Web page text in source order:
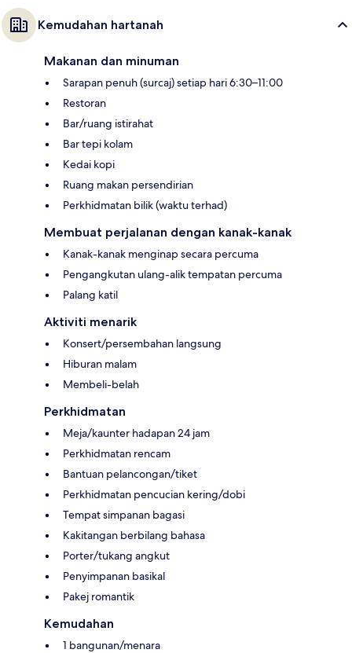
Kemudahan hartanah
Makanan dan minuman
Sarapan penuh (surcaj) setiap hari 6:30–11:00
Restoran
Bar/ruang istirahat
Bar tepi kolam
Kedai kopi
Ruang makan persendirian
Perkhidmatan bilik (waktu terhad)
Membuat perjalanan dengan kanak-kanak
Kanak-kanak menginap secara percuma
Pengangkutan ulang-alik tempatan percuma
Palang katil
Aktiviti menarik
Konsert/persembahan langsung
Hiburan malam
Membeli-belah
Perkhidmatan
Meja/kaunter hadapan 24 jam
Perkhidmatan rencam
Bantuan pelancongan/tiket
Perkhidmatan pencucian kering/dobi
Tempat simpanan bagasi
Kakitangan berbilang bahasa
Porter/tukang angkut
Penyimpanan basikal
Pakej romantik
Kemudahan
1 bangunan/menara